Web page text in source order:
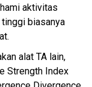
aktivitas
tinggi biasanya
alat TA lain,
Strength Index